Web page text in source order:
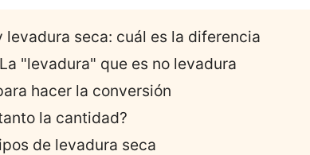
levadura seca: cuál es la diferencia
"levadura" que es no levadura
hacer la conversión
la cantidad?
de levadura seca